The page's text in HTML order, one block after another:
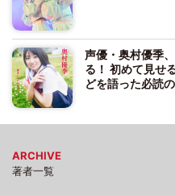
声優・奥村優季
る！ 初めて見せ
どを語った必読
ARCHIVE
著者一覧